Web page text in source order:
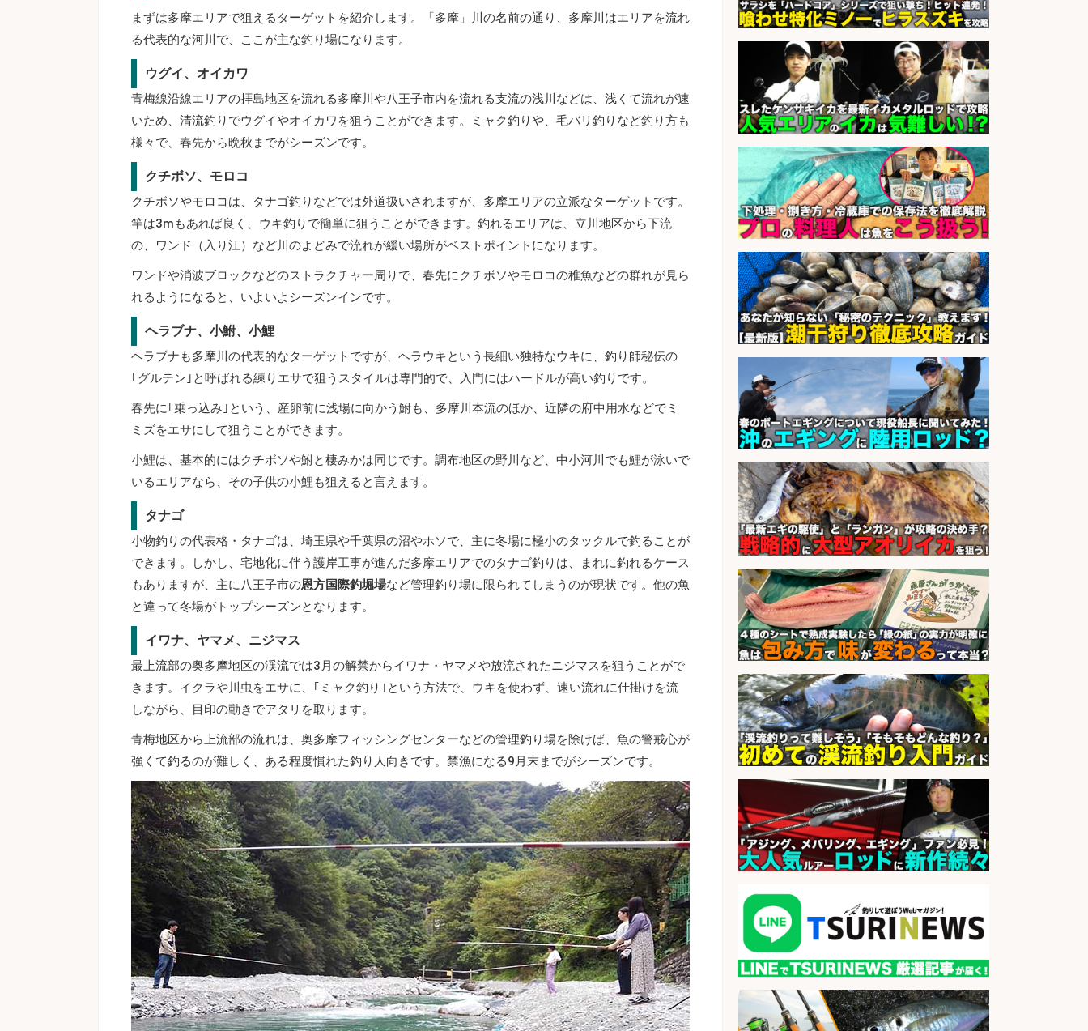
まずは多摩エリアで狙えるターゲットを紹介します。「多摩」川の名前の通り、多摩川はエリアを流れ
る代表的な河川で、ここが主な釣り場になります。
ウグイ、オイカワ
青梅線沿線エリアの拝島地区を流れる多摩川や八王子市内を流れる支流の浅川などは、浅くて流れが速
いため、清流釣りでウグイやオイカワを狙うことができます。ミャク釣りや、毛バリ釣りなど釣り方も
様々で、春先から晩秋までがシーズンです。
クチボソ、モロコ
クチボソやモロコは、タナゴ釣りなどでは外道扱いされますが、多摩エリアの立派なターゲットです。
竿は3mもあれば良く、ウキ釣りで簡単に狙うことができます。釣れるエリアは、立川地区から下流
の、ワンド（入り江）など川のよどみで流れが緩い場所がベストポイントになります。
ワンドや消波ブロックなどのストラクチャー周りで、春先にクチボソやモロコの稚魚などの群れが見ら
れるようになると、いよいよシーズンインです。
ヘラブナ、小鮒、小鯉
ヘラブナも多摩川の代表的なターゲットですが、ヘラウキという長細い独特なウキに、釣り師秘伝の
｢グルテン｣と呼ばれる練りエサで狙うスタイルは専門的で、入門にはハードルが高い釣りです。
春先に｢乗っ込み｣という、産卵前に浅場に向かう鮒も、多摩川本流のほか、近隣の府中用水などでミ
ミズをエサにして狙うことができます。
小鯉は、基本的にはクチボソや鮒と棲みかは同じです。調布地区の野川など、中小河川でも鯉が泳いで
いるエリアなら、その子供の小鯉も狙えると言えます。
タナゴ
小物釣りの代表格・タナゴは、埼玉県や千葉県の沼やホソで、主に冬場に極小のタックルで釣ることが
できます。しかし、宅地化に伴う護岸工事が進んだ多摩エリアでのタナゴ釣りは、まれに釣れるケース
もありますが、主に八王子市の恩方国際釣堀場など管理釣り場に限られてしまうのが現状です。他の魚
と違って冬場がトップシーズンとなります。
イワナ、ヤマメ、ニジマス
最上流部の奥多摩地区の渓流では3月の解禁からイワナ・ヤマメや放流されたニジマスを狙うことがで
きます。イクラや川虫をエサに、｢ミャク釣り｣という方法で、ウキを使わず、速い流れに仕掛けを流
しながら、目印の動きでアタリを取ります。
青梅地区から上流部の流れは、奥多摩フィッシングセンターなどの管理釣り場を除けば、魚の警戒心が
強くて釣るのが難しく、ある程度慣れた釣り人向きです。禁漁になる9月末までがシーズンです。